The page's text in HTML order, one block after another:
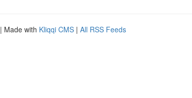
| Made with Kliqqi CMS | All RSS Feeds